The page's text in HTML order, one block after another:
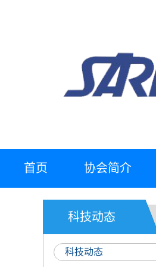
首页 协会简介
科技动态
科技动态